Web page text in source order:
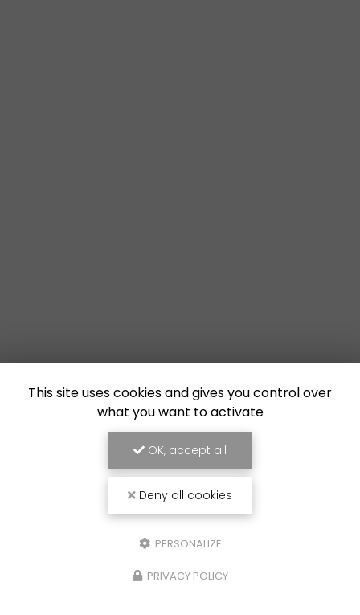
This site uses cookies and gives you control over
what you want to activate
OK, accept all
Deny all cookies
PERSONALIZE
PRIVACY POLICY